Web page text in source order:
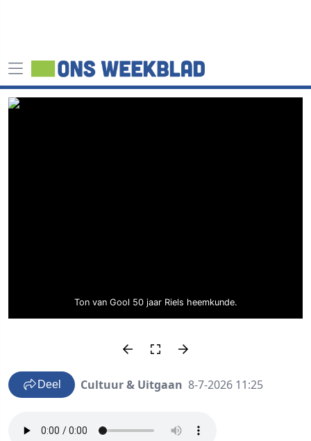
Ton van Gool 50 jaar Riels heemkunde.
Deel Cultuur & Uitgaan 8-7-2026 11:25